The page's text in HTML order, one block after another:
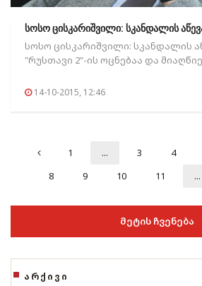
სოსო ცისკარიშვილი: სკანდალის
სოსო ცისკარიშვილი: სკანდალის
"რუსთავი 2"-ის ოცნებაა და
14-10-2015, 12:46
1 ... 3 4
8
9 10 11 ...
ᲛᲔᲢᲘᲡ ᲩᲕᲔᲜᲔᲑᲐ
ᲐᲠᲥᲘᲕᲘ